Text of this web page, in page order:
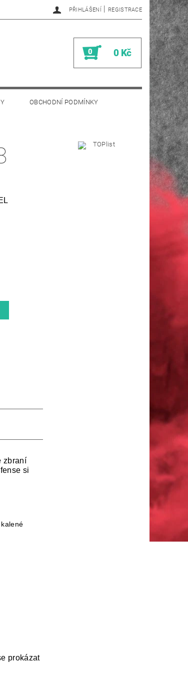
PŘIHLÁŠENÍ | REGISTRACE
0 0 Kč
OBCHODNÍ PODMÍNKY
zbraní
si
prokázat